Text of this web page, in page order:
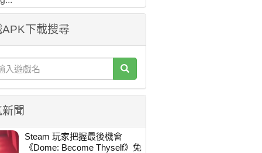
下載搜尋
聞
Steam 玩家把握最後機會
《Dome: Become Thyself》免